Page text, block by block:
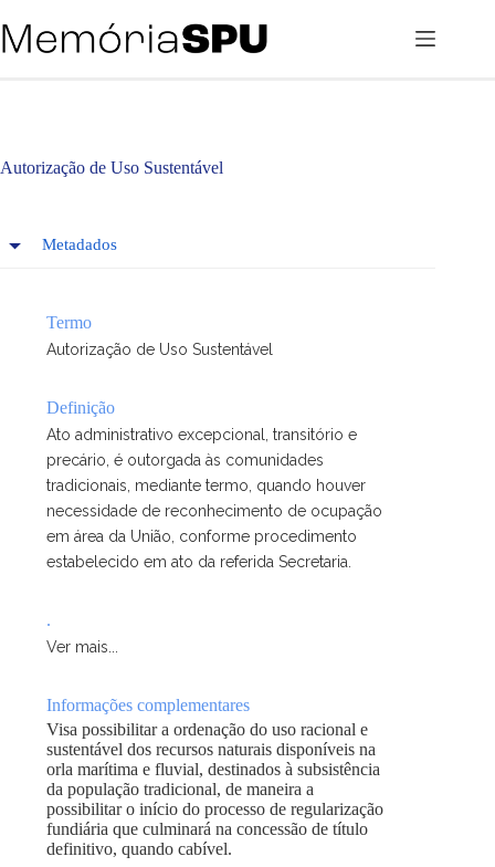
para
o
Autorização de Uso Sustentável
Metadados
Termo
Autorização de Uso Sustentável
Definição
Ato administrativo excepcional, transitório e
precário, é outorgada às comunidades
tradicionais, mediante termo, quando houver
necessidade de reconhecimento de ocupação
em área da União, conforme procedimento
estabelecido em ato da referida Secretaria.
.
Ver mais...
Informações complementares
Visa possibilitar a ordenação do uso racional e
sustentável dos recursos naturais disponíveis na
orla marítima e fluvial, destinados à subsistência
da população tradicional, de maneira a
possibilitar o início do processo de regularização
fundiária que culminará na concessão de título
definitivo, quando cabível.